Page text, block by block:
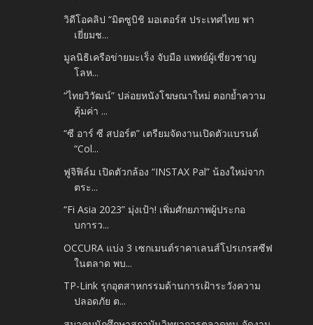
วิดีโอคลิป “มิตซูบิชิ มอเตอร์ส ประเทศไทย พา
เยี่ยมช...
มูลนิธิเครือข่ายมะเร็ง จับมือ แพทย์ผู้เชี่ยวชาญ
โลห...
“ไทยวิวัฒน์” ปล่อยหนังโฆษณาใหม่ ตอกย้ำความ
คุ้มค่า ...
“ซี อาร์ ซี สปอร์ต” เตรียมจัดงานเปิดตัวแบรนด์
“Col...
ฟูจิฟิล์ม เปิดตัวกล้อง “INSTAX Pal” น้องใหม่จาก
ตระ...
“Fi Asia 2023” มุ่งเป้า! เพิ่มศักยภาพผู้ประกอ
บการว...
OCCURA แบ่ง 3 เซกเมนต์ราคาเลนส์โปรเกรสซีฟ
ในตลาด พบ...
TP-Link รุกอุตสาหกรรมด้านการเฝ้าระวังความ
ปลอดภัย ต...